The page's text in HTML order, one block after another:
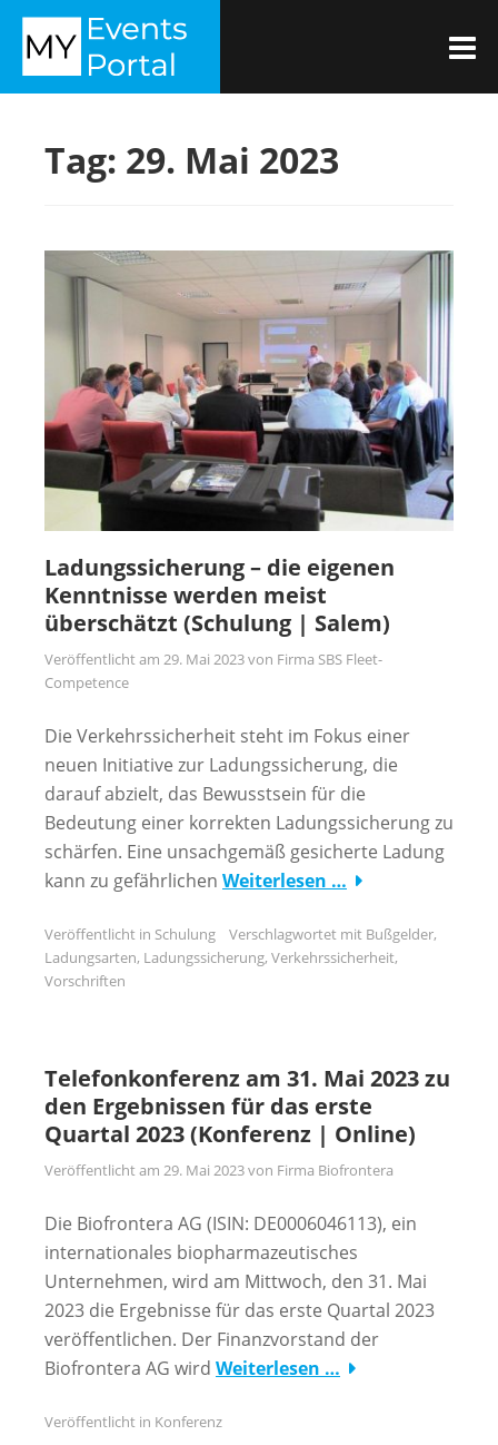
Zum
Inhalt
springen
MYEVENTSPORTAL
Tag: 29. Mai 2023
Ladungssicherung – die eigenen
Kenntnisse werden meist
überschätzt (Schulung | Salem)
Veröffentlicht am 29. Mai 2023von Firma SBS Fleet-
Competence
Die Verkehrssicherheit steht im Fokus einer
neuen Initiative zur Ladungssicherung, die
darauf abzielt, das Bewusstsein für die
Bedeutung einer korrekten Ladungssicherung zu
schärfen. Eine unsachgemäß gesicherte Ladung
kann zu gefährlichen Weiterlesen …
Veröffentlicht in Schulung Verschlagwortet mit Bußgelder,
Ladungsarten, Ladungssicherung, Verkehrssicherheit,
Vorschriften
Telefonkonferenz am 31. Mai 2023 zu
den Ergebnissen für das erste
Quartal 2023 (Konferenz | Online)
Veröffentlicht am 29. Mai 2023von Firma Biofrontera
Die Biofrontera AG (ISIN: DE0006046113), ein
internationales biopharmazeutisches
Unternehmen, wird am Mittwoch, den 31. Mai
2023 die Ergebnisse für das erste Quartal 2023
veröffentlichen. Der Finanzvorstand der
Biofrontera AG wird Weiterlesen …
Veröffentlicht in Konferenz